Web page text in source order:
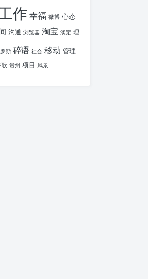
作 幸福 微博 心态
沟通 浏览器 淘宝 淡定 理
斯 碎语 社会 移动 管理
贵州 项目 风景